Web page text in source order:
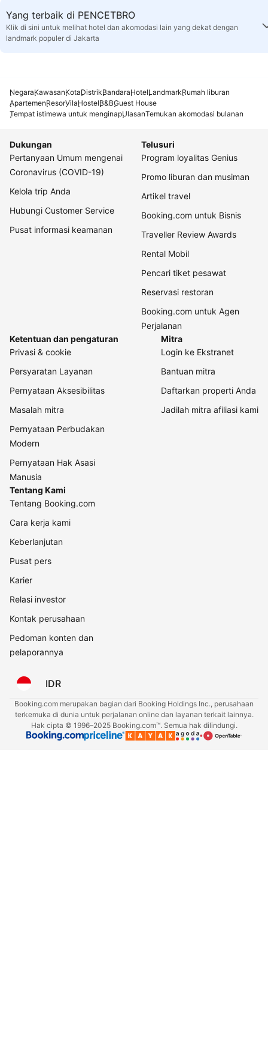
Yang terbaik di PENCETBRO
Klik di sini untuk melihat hotel dan akomodasi lain yang dekat dengan
landmark populer di Jakarta
NegaraKawasanKotaDistrikBandaraHotelLandmarkRumah liburan
ApartemenResorVilaHostelB&BGuest House
Tempat istimewa untuk menginapUlasanTemukan akomodasi bulanan
Dukungan
Pertanyaan Umum mengenai
Coronavirus (COVID-19)
Kelola trip Anda
Hubungi Customer Service
Pusat informasi keamanan
Telusuri
Program loyalitas Genius
Promo liburan dan musiman
Artikel travel
Booking.com untuk Bisnis
Traveller Review Awards
Rental Mobil
Pencari tiket pesawat
Reservasi restoran
Booking.com untuk Agen
Perjalanan
Ketentuan dan pengaturan
Privasi & cookie
Persyaratan Layanan
Pernyataan Aksesibilitas
Masalah mitra
Pernyataan Perbudakan
Modern
Pernyataan Hak Asasi
Manusia
Mitra
Login ke Ekstranet
Bantuan mitra
Daftarkan properti Anda
Jadilah mitra afiliasi kami
Tentang Kami
Tentang Booking.com
Cara kerja kami
Keberlanjutan
Pusat pers
Karier
Relasi investor
Kontak perusahaan
Pedoman konten dan
pelaporannya
IDR
Booking.com merupakan bagian dari Booking Holdings Inc., perusahaan
terkemuka di dunia untuk perjalanan online dan layanan terkait lainnya.
Hak cipta © 1996–2025 Booking.com™. Semua hak dilindungi.